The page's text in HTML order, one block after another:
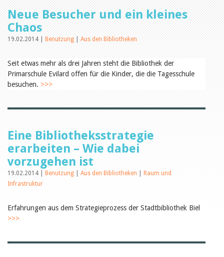
Agenda
Dienstleistungen
biblioBE nutzen
Aus den Bibliotheken
Organisation
Raum und Infrastruktur
Bestand
Benutzung
Finanzen
Personal
Qualitätsmanagement
Recht und Politik
Aus aller Welt
Tags
Aus- und Weiterbildung
Veranstaltungen
Kinder- und Jugendmedien
Bibliothek und Schule
Zielpublikum Kinder und
Jugendliche
Einmalige Beiträge
Neue Besucher und ein kleines
Chaos
19.02.2014 |Benutzung|Aus den Bibliotheken
Seit etwas mehr als drei Jahren steht die Bibliothek der
Primarschule Evilard offen für die Kinder, die die Tagesschule
besuchen. >>>
Eine Bibliotheksstrategie
erarbeiten – Wie dabei
vorzugehen ist
19.02.2014 | Benutzung Aus den Bibliotheken
Raum und
Infrastruktur
Erfahrungen aus dem Strategieprozess der Stadtbibliothek Biel
>>>